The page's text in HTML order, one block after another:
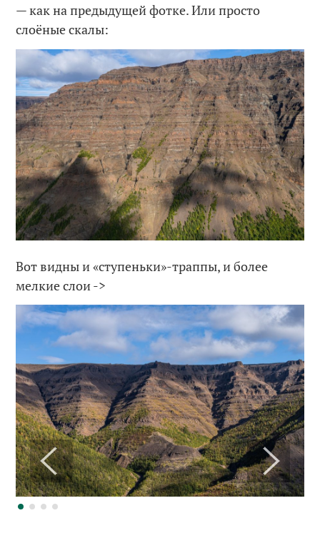
— как на предыдущей фотке. Или просто
слоёные скалы:
Вот видны и «ступеньки»-траппы, и более
мелкие слои ->